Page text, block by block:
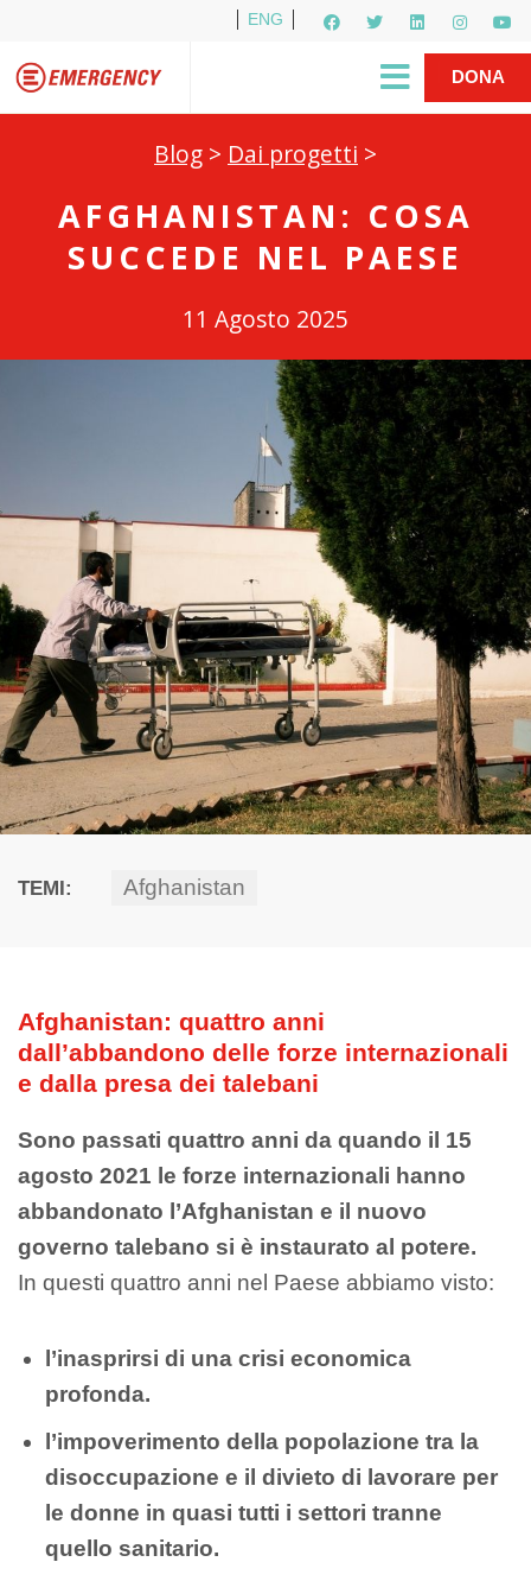
ENG
R1PUD1A
DONA
Blog > Dai progetti >
AFGHANISTAN: COSA
SUCCEDE NEL PAESE
11 Agosto 2025
TEMI: Afghanistan
Afghanistan: quattro anni
dall’abbandono delle forze internazionali
e dalla presa dei talebani
Sono passati quattro anni da quando il 15
agosto 2021 le forze internazionali hanno
abbandonato l’Afghanistan e il nuovo
governo talebano si è instaurato al potere.
In questi quattro anni nel Paese abbiamo visto:
l’inasprirsi di una crisi economica
profonda.
l’impoverimento della popolazione tra la
disoccupazione e il divieto di lavorare per
le donne in quasi tutti i settori tranne
quello sanitario.